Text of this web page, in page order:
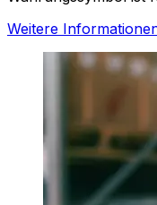
Weitere